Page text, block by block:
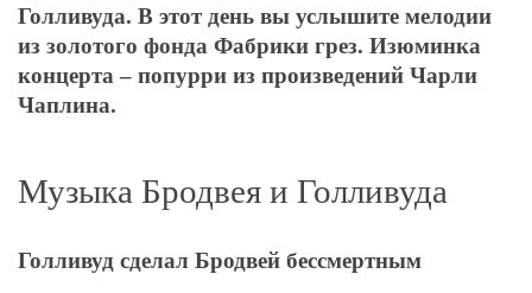
Голливуда. В этот день вы услышите мелодии
из золотого фонда Фабрики грез. Изюминка
концерта – попурри из произведений Чарли
Чаплина.
Музыка Бродвея и Голливуда
Голливуд сделал Бродвей бессмертным